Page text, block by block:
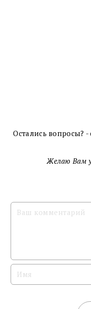
Остались вопросы?
Желаю Вам